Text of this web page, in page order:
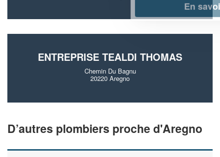
ENTREPRISE TEALDI THOMAS
Chemin Du Bagnu
20220 Aregno
D’autres plombiers proche d'Aregno